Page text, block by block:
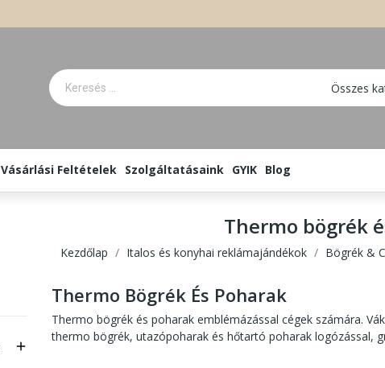
Vásárlási Feltételek Szolgáltatásaink GYIK Blog
Thermo bögrék
Kezdőlap Italos és konyhai reklámajándékok Bögrék &

Thermo Bögrék És Poharak
Thermo bögrék és poharak emblémázással cégek számára.
thermo bögrék, utazópoharak és hőtartó poharak logózással,